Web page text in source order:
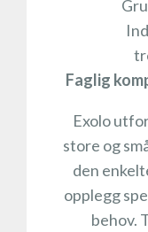
Faglig
Exolo
store og
den
opplegg
behov.